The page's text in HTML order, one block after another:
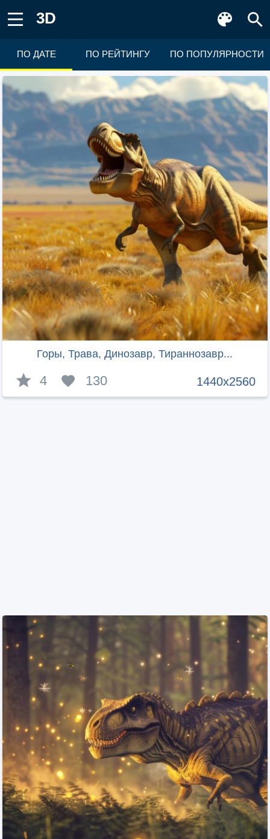
3D
ПО ДАТЕ ПО РЕЙТИНГУ ПО ПОПУЛЯРНОСТИ
Горы, Трава, Динозавр, Тираннозавр...
1440x2560
4 130